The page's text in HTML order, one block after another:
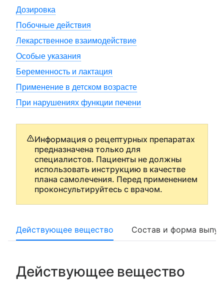
Дозировка
Побочные действия
Лекарственное взаимодействие
Особые указания
Беременность и лактация
Применение в детском возрасте
При нарушениях функции печени
Информация о рецептурных препаратах
предназначена только для
специалистов. Пациенты не должны
использовать инструкцию в качестве
плана самолечения. Перед применением
проконсультируйтесь с врачом.
Действующее вещество Состав и форма
Действующее вещество